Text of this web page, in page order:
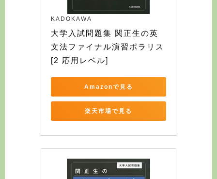
KADOKAWA
大学入試問題集 関正生の英
文法ファイナル演習ポラリス
[2 応用レベル]
Amazonで見る
楽天市場で見る